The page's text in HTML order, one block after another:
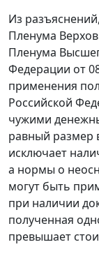
Из
Пленума
Пленума
Федерации от
применения
Российской
чужими
равный размер
исключает
а нормы о
могут быть
при наличии
полученная
превышает